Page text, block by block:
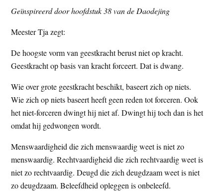
t
e
Geïnspireerd door hoofdstuk 38 van de Daodejing
Meester Tja zegt:
De hoogste vorm van geestkracht berust niet op kracht.
Geestkracht op basis van kracht forceert. Dat is dwang.
Wie over grote geestkracht beschikt, baseert zich op niets.
Wie zich op niets baseert heeft geen reden tot forceren. Ook
het niet-forceren dwingt hij niet af. Dwingt hij toch dan is het
omdat hij gedwongen wordt.
Menswaardigheid die zich menswaardig weet is niet zo
menswaardig. Rechtvaardigheid die zich rechtvaardig weet is
niet zo rechtvaardig. Deugd die zich deugdzaam weet is niet
zo deugdzaam. Beleefdheid opleggen is onbeleefd.